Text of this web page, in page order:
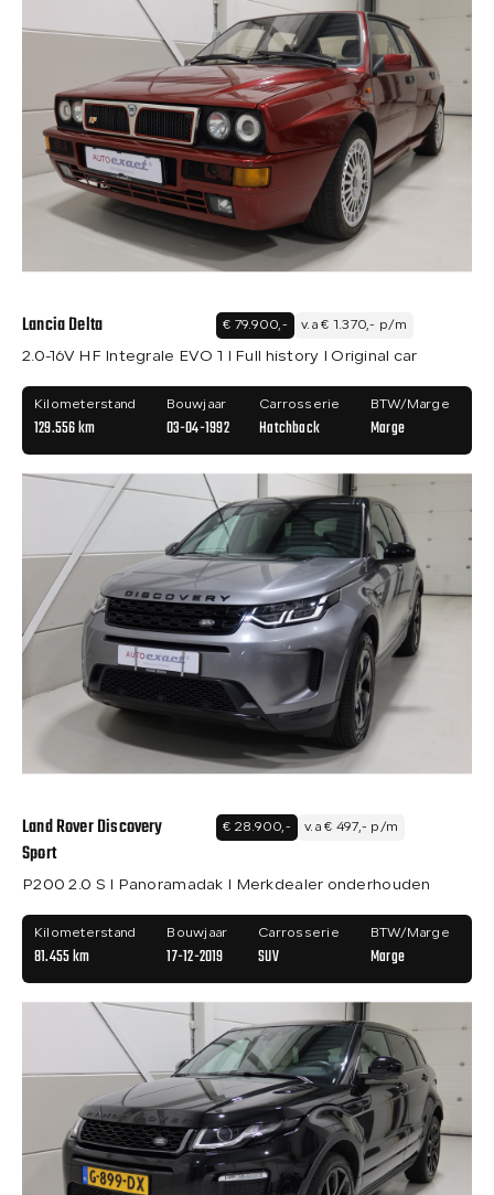
Lancia Delta € 79.900,- v.a € 1.370,- p/m
2.0-16V HF Integrale EVO 1 I Full history I Original car
Kilometerstand
129.556 km
Bouwjaar
03-04-1992
Carrosserie
Hatchback
BTW/Marge
Marge
Land Rover Discovery
Sport
€ 28.900,- v.a € 497,- p/m
P200 2.0 S I Panoramadak I Merkdealer onderhouden
Kilometerstand
81.455 km
Bouwjaar
17-12-2019
Carrosserie
SUV
BTW/Marge
Marge